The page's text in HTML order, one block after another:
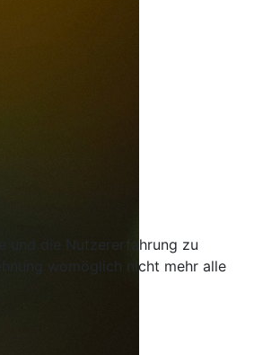
und die Nutzererfahrung zu
womöglich nicht mehr alle